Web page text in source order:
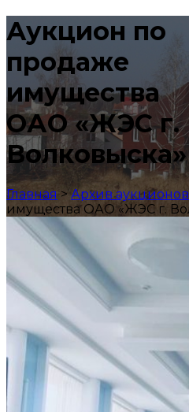
Аукцион по
продаже
имущества
ОАО «ЖЭС г.
Волковыска»
Главная >Архив аукционов
имущества ОАО «ЖЭС г.